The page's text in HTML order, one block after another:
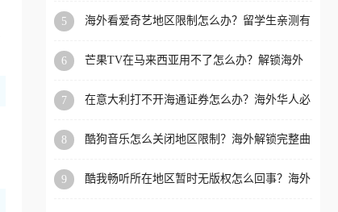
扰。
5
海外看爱奇艺地区限制怎么办？留学生亲测有
6
芒果TV在马来西亚用不了怎么办？解锁海外
7
在意大利打不开海通证券怎么办？海外华人必
8
酷狗音乐怎么关闭地区限制？海外解锁完整曲
9
酷我畅听所在地区暂时无版权怎么回事？海外